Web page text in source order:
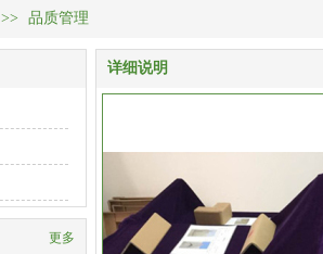
>> 品质管理
更多
详细说明